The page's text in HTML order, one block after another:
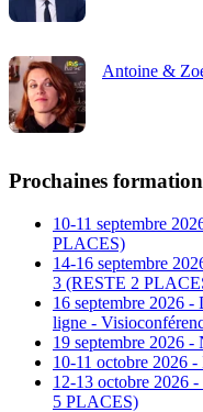
Antoine &
Prochaines
10-11 septembre
PLACES)
14-16 septembre
3 (RESTE 2
16 septembre 2026
ligne -
19 septembre 2026
10-11 octobre 2026
12-13 octobre 2026
5 PLACES)